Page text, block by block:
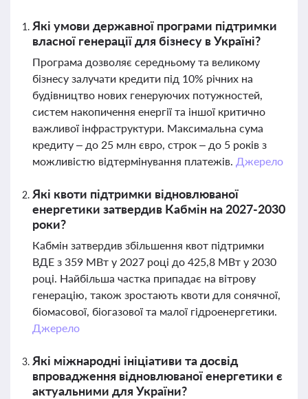
Які умови державної програми підтримки
власної генерації для бізнесу в Україні?
Програма дозволяє середньому та великому
бізнесу залучати кредити під 10% річних на
будівництво нових генеруючих потужностей,
систем накопичення енергії та іншої критично
важливої інфраструктури. Максимальна сума
кредиту – до 25 млн євро, строк – до 5 років з
можливістю відтермінування платежів. Джерело
Які квоти підтримки відновлюваної
енергетики затвердив Кабмін на 2027-2030
роки?
Кабмін затвердив збільшення квот підтримки
ВДЕ з 359 МВт у 2027 році до 425,8 МВт у 2030
році. Найбільша частка припадає на вітрову
генерацію, також зростають квоти для сонячної,
біомасової, біогазової та малої гідроенергетики.
Джерело
Які міжнародні ініціативи та досвід
впровадження відновлюваної енергетики є
актуальними для України?